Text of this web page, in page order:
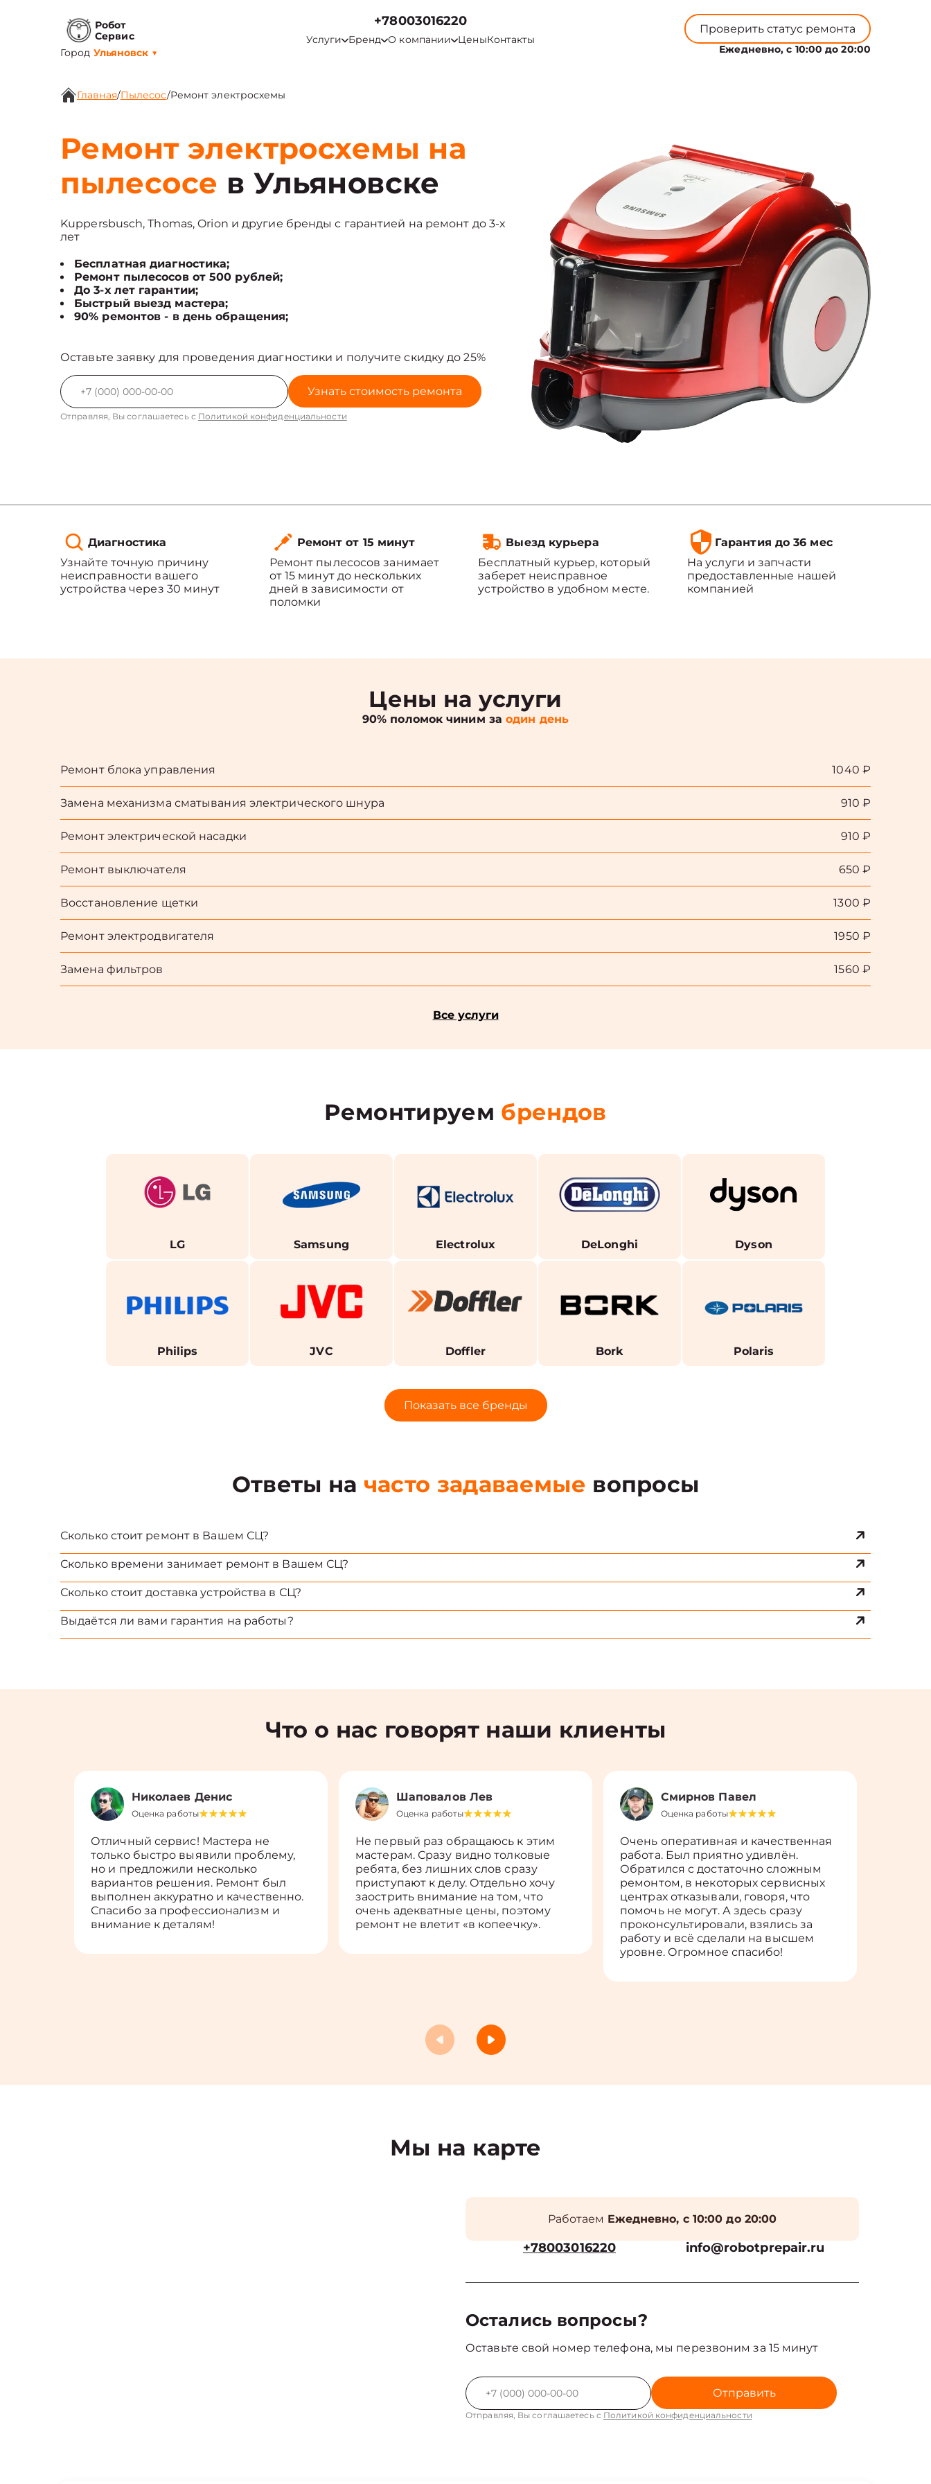
Робот
Сервис
Город Ульяновск ▼
+78003016220
Услуги Бренд О компании ЦеныКонтакты
Проверить статус ремонта
Ежедневно, с 10:00 до 20:00
Главная/Пылесос/Ремонт электросхемы
Ремонт электросхемы на
пылесосе в Ульяновске
Kuppersbusch, Thomas, Orion и другие бренды с гарантией на ремонт до 3-х
лет
Бесплатная диагностика;
Ремонт пылесосов от 500 рублей;
До 3-х лет гарантии;
Быстрый выезд мастера;
90% ремонтов - в день обращения;
Оставьте заявку для проведения диагностики и получите скидку до 25%
Узнать стоимость ремонта
Отправляя, Вы соглашаетесь с Политикой конфиденциальности
Диагностика
Узнайте точную причину
неисправности вашего
устройства через 30 минут
Ремонт от 15 минут
Ремонт пылесосов занимает
от 15 минут до нескольких
дней в зависимости от
поломки
Выезд курьера
Бесплатный курьер, который
заберет неисправное
устройство в удобном месте.
Гарантия до 36 мес
На услуги и запчасти
предоставленные нашей
компанией
Цены на услуги
90% поломок чиним заодин день
Ремонт блока управления 1040 ₽
Замена механизма сматывания электрического шнура 910 ₽
Ремонт электрической насадки 910 ₽
Ремонт выключателя 650 ₽
Восстановление щетки 1300 ₽
Ремонт электродвигателя 1950 ₽
Замена фильтров 1560 ₽
Все услуги
Ремонтируем брендов
LG Samsung Electrolux DeLonghi Dyson
Philips JVC Doffler Bork Polaris
Показать все бренды
Ответы на часто задаваемые вопросы
Сколько стоит ремонт в Вашем СЦ?
Сколько времени занимает ремонт в Вашем СЦ?
Сколько стоит доставка устройства в СЦ?
Выдаётся ли вами гарантия на работы?
Что о нас говорят наши клиенты
Николаев Денис
Оценка работы
Отличный сервис! Мастера не
только быстро выявили проблему,
но и предложили несколько
вариантов решения. Ремонт был
выполнен аккуратно и качественно.
Спасибо за профессионализм и
внимание к деталям!
Шаповалов Лев
Оценка работы
Не первый раз обращаюсь к этим
мастерам. Сразу видно толковые
ребята, без лишних слов сразу
приступают к делу. Отдельно хочу
заострить внимание на том, что
очень адекватные цены, поэтому
ремонт не влетит «в копеечку».
Смирнов Павел
Оценка работы
Очень оперативная и качественная
работа. Был приятно удивлён.
Обратился с достаточно сложным
ремонтом, в некоторых сервисных
центрах отказывали, говоря, что
помочь не могут. А здесь сразу
проконсультировали, взялись за
работу и всё сделали на высшем
уровне. Огромное спасибо!
Мы на карте
Работаем Ежедневно, с 10:00 до 20:00
+78003016220 info@robotprepair.ru
Остались вопросы?
Оставьте свой номер телефона, мы перезвоним за 15 минут
Отправить
Отправляя, Вы соглашаетесь с Политикой конфиденциальности